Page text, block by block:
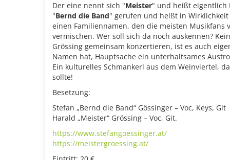
Der eine nennt sich "Meister" und heißt eigentlich
"Bernd die Band" gerufen und heißt in
einen Familiennamen, den die meisten Musikfans
vermischen. Wer soll sich da noch auskennen?
Grössing gemeinsam konzertieren, ist es auch
Namen hat, Hauptsache ein unterhaltsames
Ein kulturelles Schmankerl aus dem Weinviertel,
sollte!
Besetzung:
Stefan „Bernd die Band“ Gössinger – Voc, Keys, Git
Harald „Meister“ Grössing – Voc, Git.
https://www.stefangoessinger.at/
https://meistergroessing.at/